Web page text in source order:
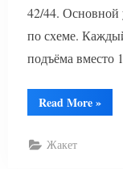
42/44. Основной
по схеме.
подъёма вместо
Read More
жакет
»
Жакет